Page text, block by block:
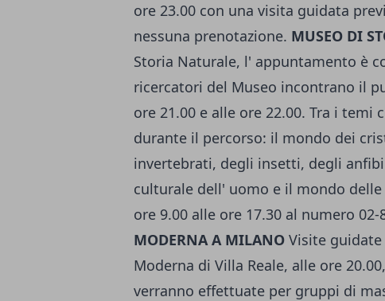
ore 23.00 con una visita guidata
nessuna prenotazione. MUSEO DI
Storia Naturale, l' appuntamento è
ricercatori del Museo incontrano il
ore 21.00 e alle ore 22.00. Tra i
durante il percorso: il mondo dei
invertebrati, degli insetti, degli
culturale dell' uomo e il mondo
ore 9.00 alle ore 17.30 al numero 02-
MODERNA A MILANO Visite
Moderna di Villa Reale, alle ore
verranno effettuate per gruppi di